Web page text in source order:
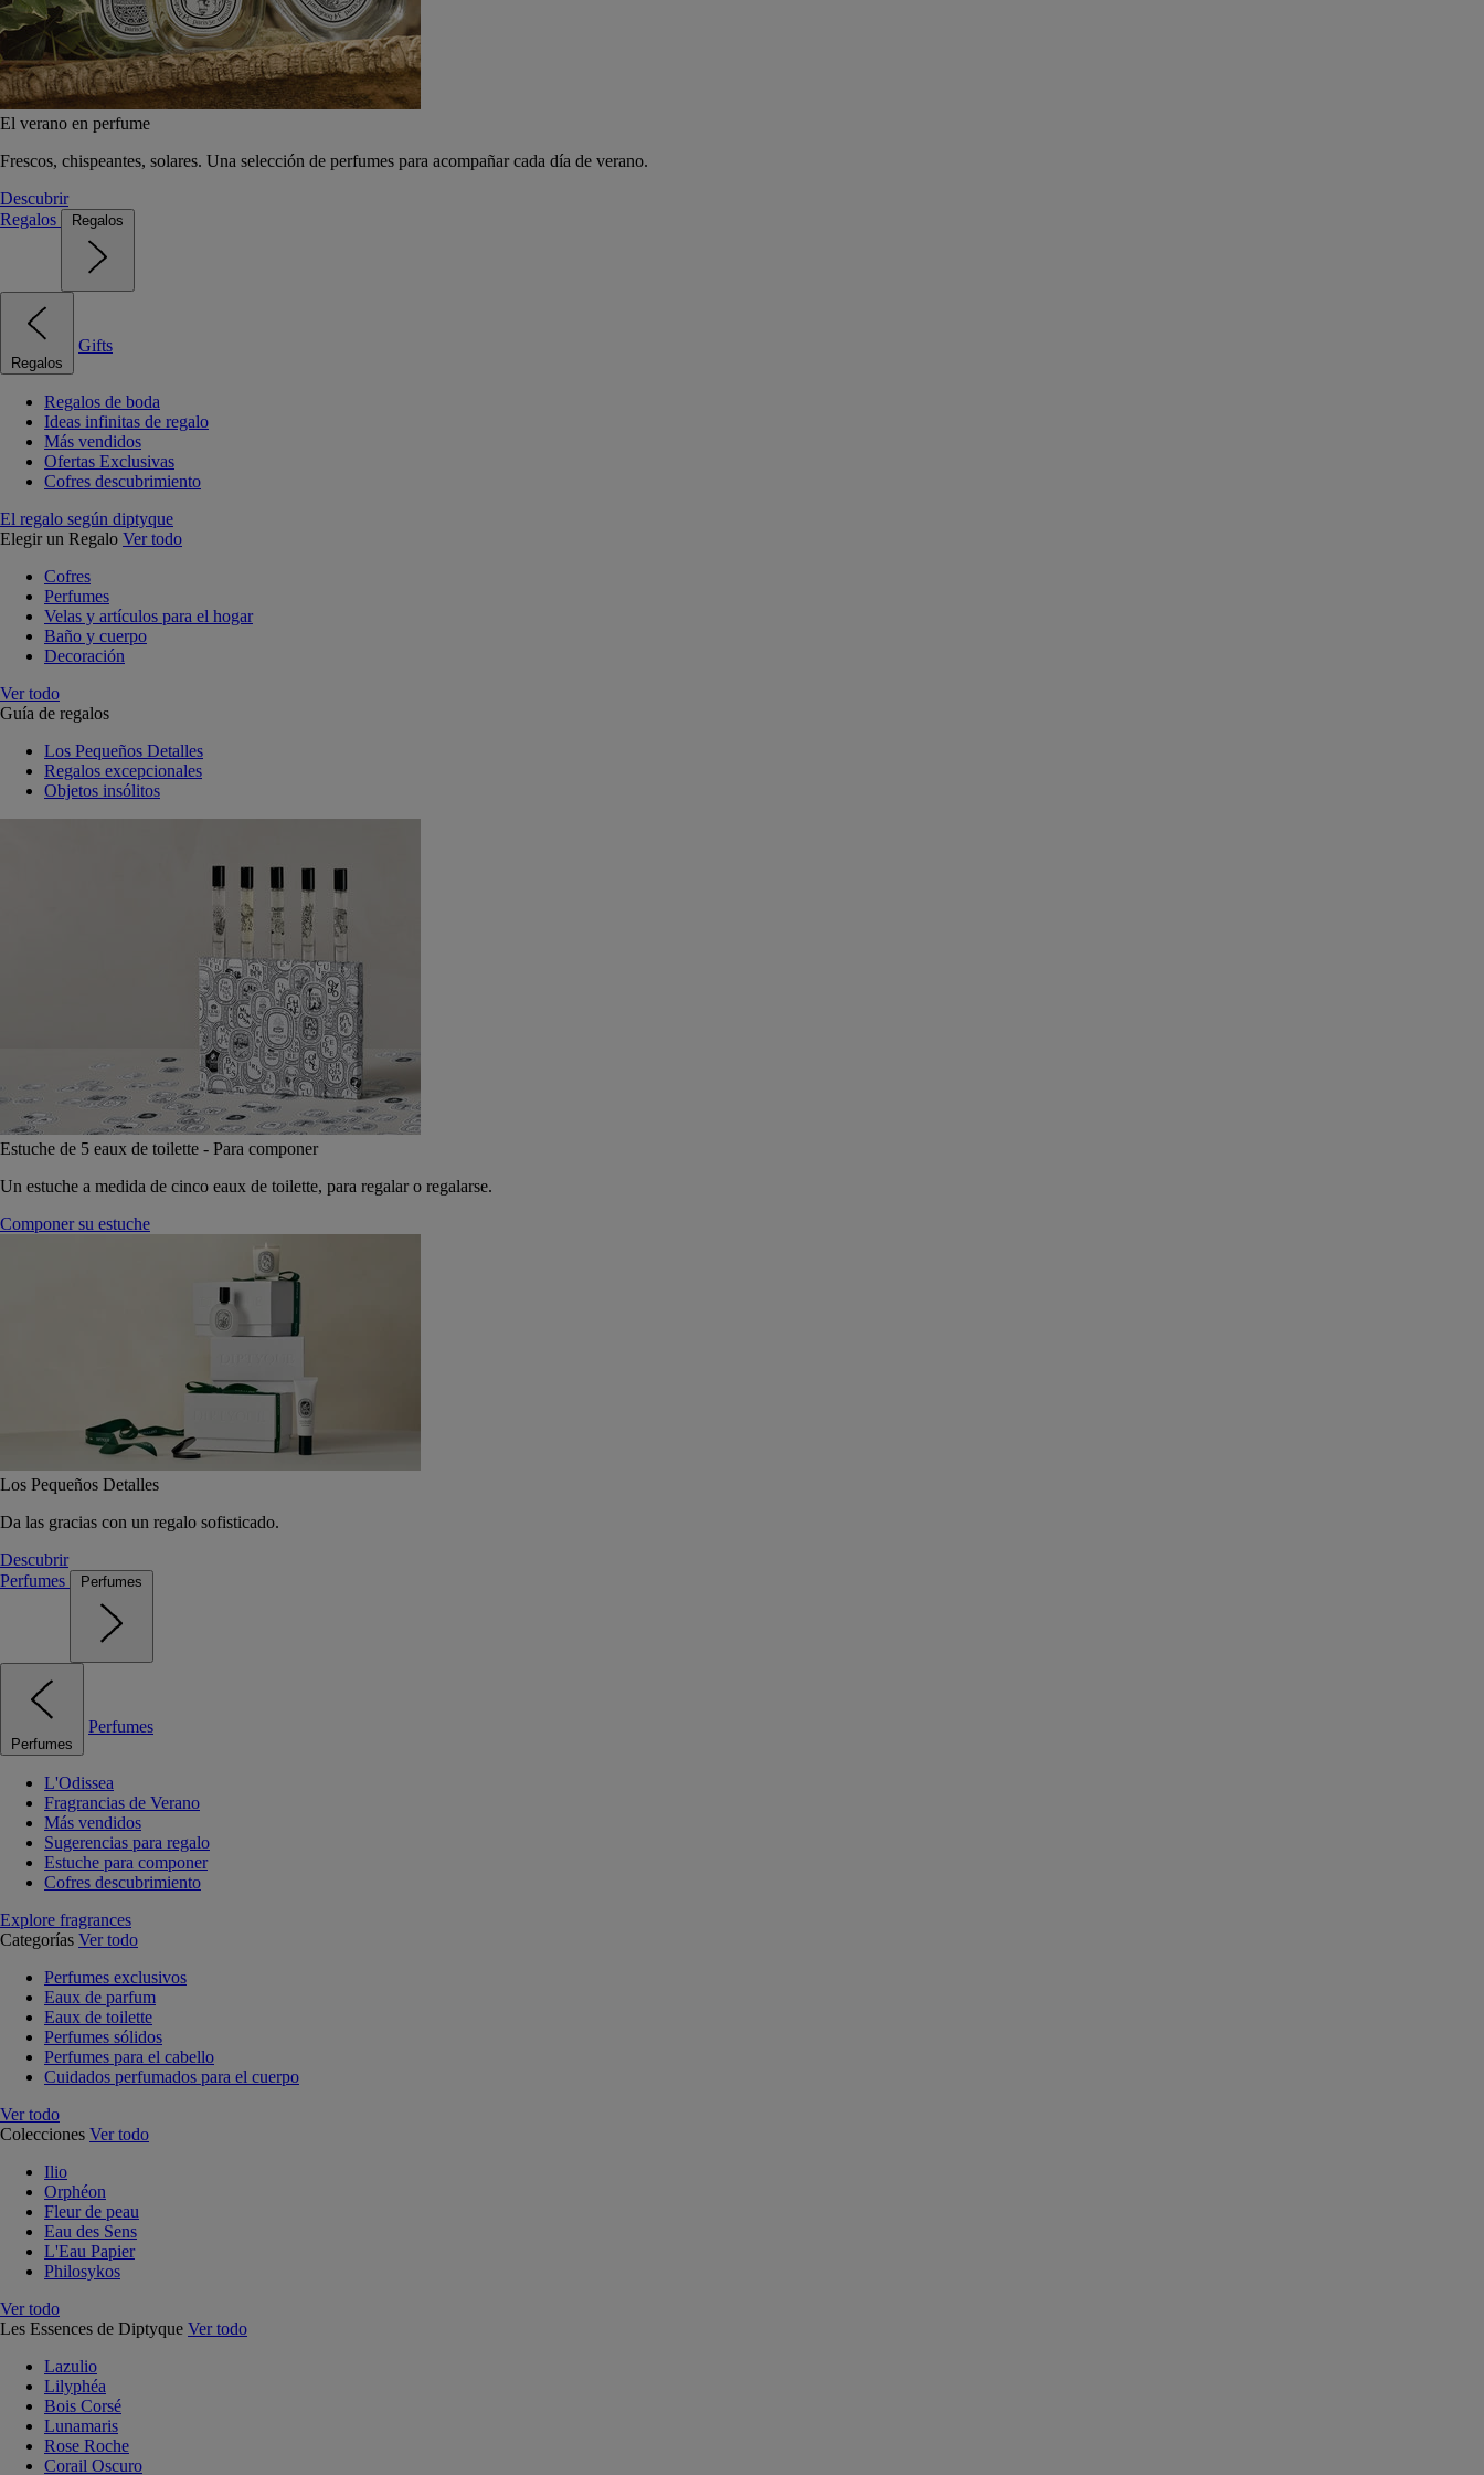
El verano en perfume
Frescos, chispeantes, solares. Una selección de perfumes para acompañar cada día de verano.
Descubrir
Regalos
Regalos
Regalos
Gifts
Regalos de boda
Ideas infinitas de regalo
Más vendidos
Ofertas Exclusivas
Cofres descubrimiento
El regalo según diptyque
Elegir un Regalo Ver todo
Cofres
Perfumes
Velas y artículos para el hogar
Baño y cuerpo
Decoración
Ver todo
Guía de regalos
Los Pequeños Detalles
Regalos excepcionales
Objetos insólitos
Estuche de 5 eaux de toilette - Para componer
Un estuche a medida de cinco eaux de toilette, para regalar o regalarse.
Componer su estuche
Los Pequeños Detalles
Da las gracias con un regalo sofisticado.
Descubrir
Perfumes
Perfumes
Perfumes
Perfumes
L'Odissea
Fragrancias de Verano
Más vendidos
Sugerencias para regalo
Estuche para componer
Cofres descubrimiento
Explore fragrances
Categorías Ver todo
Perfumes exclusivos
Eaux de parfum
Eaux de toilette
Perfumes sólidos
Perfumes para el cabello
Cuidados perfumados para el cuerpo
Ver todo
Colecciones Ver todo
Ilio
Orphéon
Fleur de peau
Eau des Sens
L'Eau Papier
Philosykos
Ver todo
Les Essences de Diptyque Ver todo
Lazulio
Lilyphéa
Bois Corsé
Lunamaris
Rose Roche
Corail Oscuro